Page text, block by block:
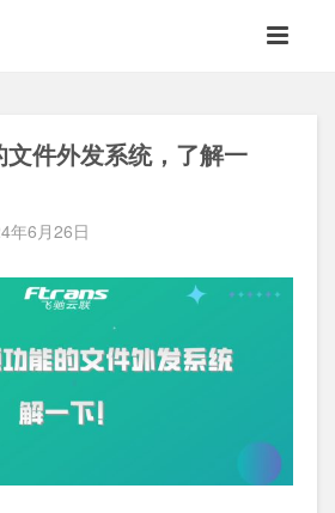
件外发系统，了解一
年6月26日